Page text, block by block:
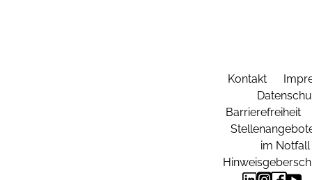
Kontakt
Barrierefreiheit
im Notfall